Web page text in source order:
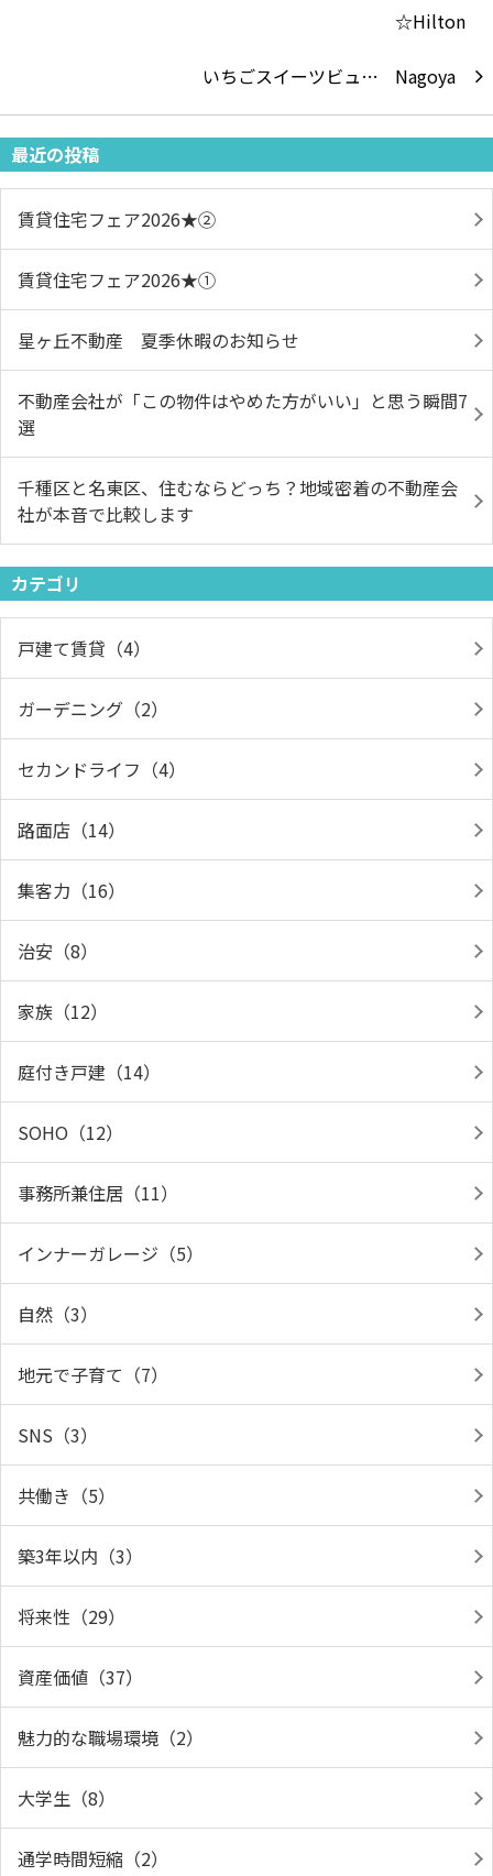
いちごスイーツビュ…
最近の投稿
賃貸住宅フェア2026★➁
賃貸住宅フェア2026★①
星ヶ丘不動産 夏季休暇のお知らせ
不動産会社が「この物件はやめた方がいい」と思う瞬間7
選
千種区と名東区、住むならどっち？地域密着の不動産会
社が本音で比較します
カテゴリ
戸建て賃貸（4）
ガーデニング（2）
セカンドライフ（4）
路面店（14）
集客力（16）
治安（8）
家族（12）
庭付き戸建（14）
SOHO（12）
事務所兼住居（11）
インナーガレージ（5）
自然（3）
地元で子育て（7）
SNS（3）
共働き（5）
築3年以内（3）
将来性（29）
資産価値（37）
魅力的な職場環境（2）
大学生（8）
通学時間短縮（2）